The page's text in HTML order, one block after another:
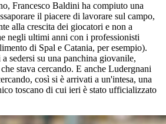
Francesco Baldini ha compiuto una
il piacere di lavorare sul campo,
alla crescita dei giocatori e non a
negli ultimi anni con i professionisti
di Spal e Catania, per esempio).
sedersi su una panchina giovanile,
stava cercando. E anche Ludergnani
così si è arrivati a un'intesa, una
toscano di cui ieri è stato ufficializzato